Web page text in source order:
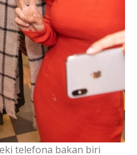
telefona bakan biri